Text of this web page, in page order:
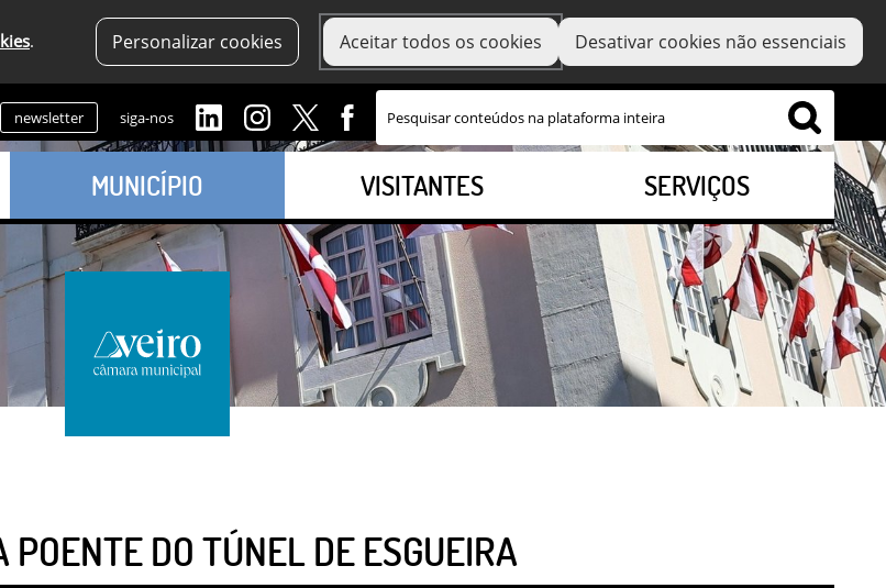
. Personalizar cookies Aceitar todos os cookies Desativar cookies não essenciais
newsletter siga-nos
MUNICÍPIO VISITANTES SERVIÇOS
DO TÚNEL DE ESGUEIRA